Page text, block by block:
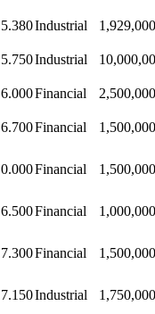
5.380Industrial
5.750Industrial
6.000Financial
6.700Financial
0.000Financial
6.500Financial
7.300Financial
7.150Industrial